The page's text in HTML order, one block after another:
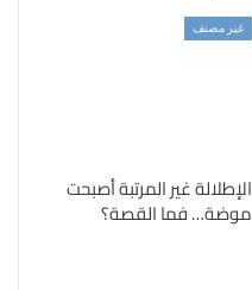
غير مصنف
الإطلالة غير المرتبة أصبحت
موضة… فما القصة؟